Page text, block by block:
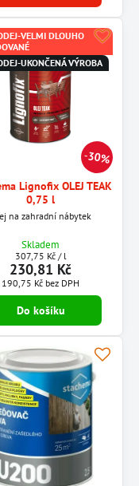
30%
VELMI DLOUHO
UKONČENÁ VÝROBA
Lignofix OLEJ TEAK
0,75 l
na zahradní nábytek
Skladem
230,81 Kč
190,75 Kč bez DPH
307,75 Kč / l
Do košíku